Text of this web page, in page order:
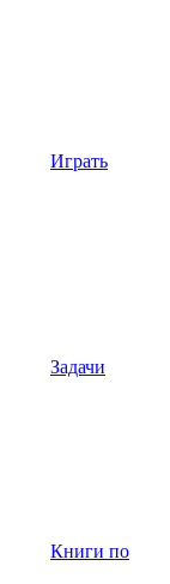
Играть
Задачи
Книги по